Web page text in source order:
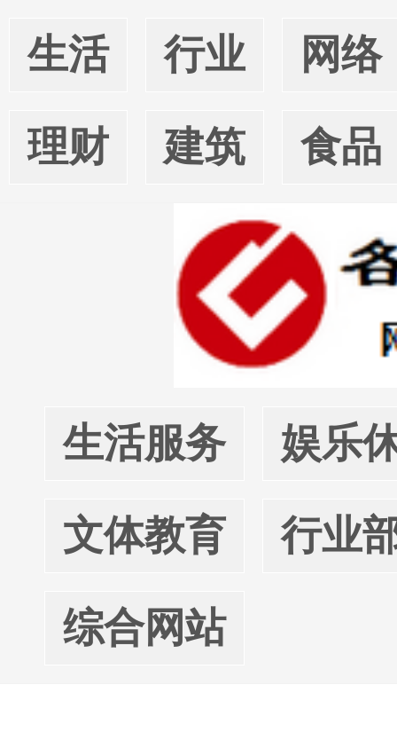
生活 行业 网络
理财 建筑 食品
生活服务 娱乐
文体教育 行业
综合网站